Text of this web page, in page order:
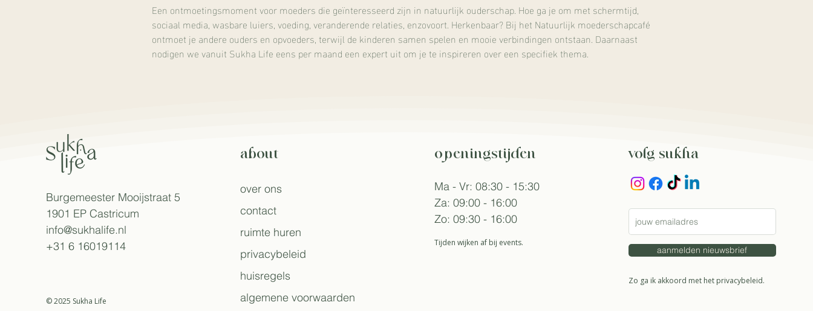
Een ontmoetingsmoment voor moeders die geïnteresseerd zijn in natuurlijk ouderschap. Hoe ga je om met schermtijd,
sociaal media, wasbare luiers, voeding, veranderende relaties, enzovoort. Herkenbaar? Bij het Natuurlijk moederschapcafé
ontmoet je andere ouders en opvoeders, terwijl de kinderen samen spelen en mooie verbindingen ontstaan. Daarnaast
nodigen we vanuit Sukha Life eens per maand een expert uit om je te inspireren over een specifiek thema.
Burgemeester Mooijstraat 5
1901 EP Castricum​
info@sukhalife.nl
+31 6 16019114
© 2025 Sukha Life
about
over ons
contact
ruimte huren
privacybeleid
huisregels
algemene voorwaarden
openingstijden
Ma - Vr: 08:30 - 15:30
Za: 09:00 - 16:00
Zo: 09:30 - 16:00
Tijden wijken af bij events.
volg sukha
aanmelden nieuwsbrief
Zo ga ik akkoord met het privacybeleid.